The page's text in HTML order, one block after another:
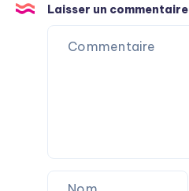
Laisser un commentaire